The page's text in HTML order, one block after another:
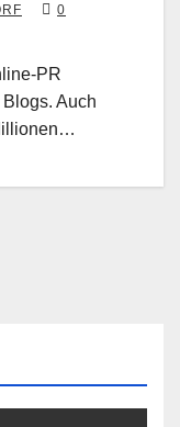
0
PR
Auch